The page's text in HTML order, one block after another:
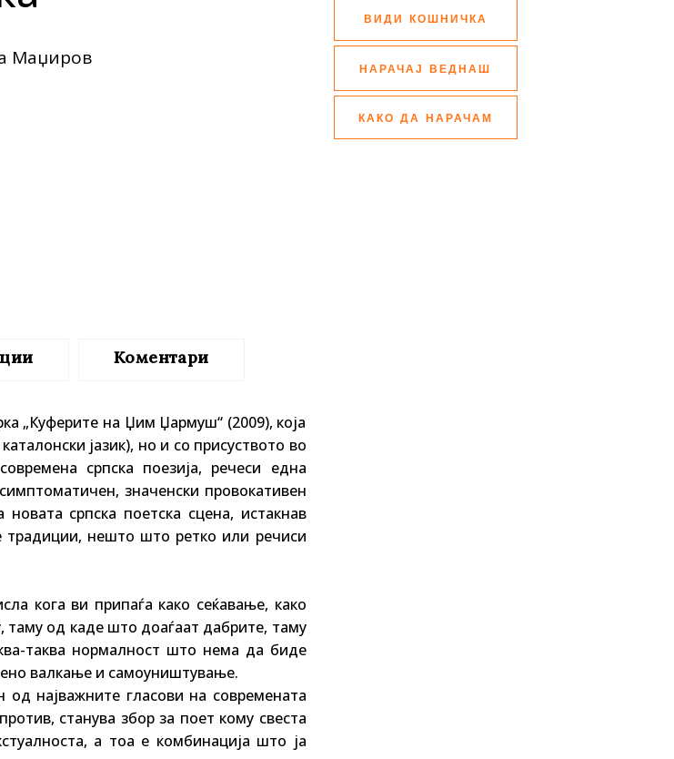
Маџиров
Коментари
„Куферите на Џим Џармуш“ (2009), која
јазик), но и со присуството во
српска поезија, речеси една
значенски провокативен
српска поетска сцена, истакнав
нешто што ретко или речиси
кога ви припаѓа како сеќавање, како
таму од каде што доаѓаат дабрите, таму
таква нормалност што нема да биде
валкање и самоуништување.
најважните гласови на современата
станува збор за поет кому свеста
а тоа е комбинација што ја
ВИДИ КОШНИЧКА
НАРАЧАЈ ВЕДНАШ
КАКО ДА НАРАЧАМ